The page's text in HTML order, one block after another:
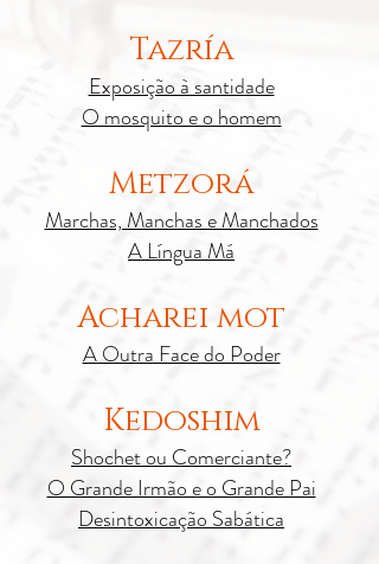
Tazría
Exposição à santidade
O mosquito e o homem
Metzorá
Marchas, Manchas e Manchados
A Língua Má
Acharei mot
A Outra Face do Poder
Kedoshim
Shochet ou Comerciante?
O Grande Irmão e o Grande Pai
Desintoxicação Sabática